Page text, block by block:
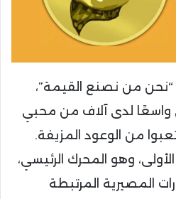
“نحن من نصنع القيمة”،
لدى آلاف من محبي
من الوعود المزيفة.
وهو المحرك الرئيسي،
المصيرية المرتبطة